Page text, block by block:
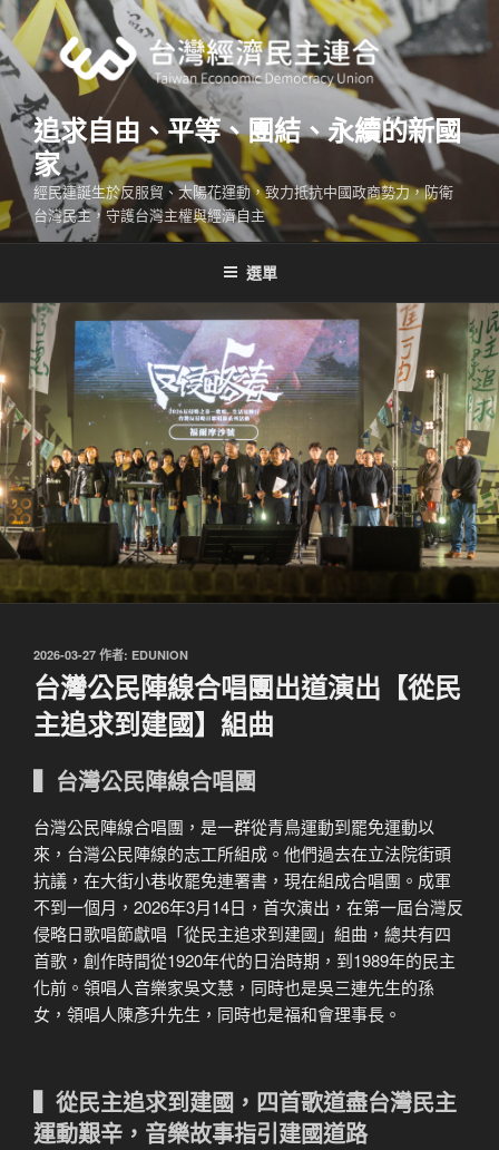
跳
至
主
內
容
追求自由、平等、團結、永續的新國
家
經民連誕生於反服貿、太陽花運動，致力抵抗中國政商勢力，防衛
台灣民主，守護台灣主權與經濟自主
選單
發
佈
於
2026-03-27 作者: EDUNION
台灣公民陣線合唱團出道演出【從民
主追求到建國】組曲
▍台灣公民陣線合唱團
台灣公民陣線合唱團，是一群從青鳥運動到罷免運動以
來，台灣公民陣線的志工所組成。他們過去在立法院街頭
抗議，在大街小巷收罷免連署書，現在組成合唱團。成軍
不到一個月，2026年3月14日，首次演出，在第一屆台灣反
侵略日歌唱節獻唱「從民主追求到建國」組曲，總共有四
首歌，創作時間從1920年代的日治時期，到1989年的民主
化前。領唱人音樂家吳文慧，同時也是吳三連先生的孫
女，領唱人陳彥升先生，同時也是福和會理事長。
▍從民主追求到建國，四首歌道盡台灣民主
運動艱辛，音樂故事指引建國道路